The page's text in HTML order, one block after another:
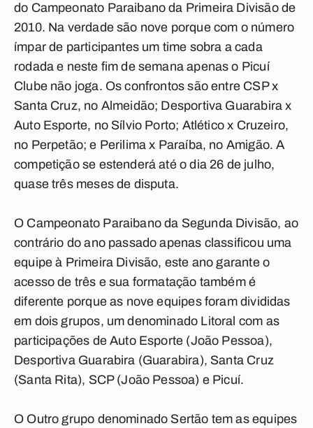
do Campeonato Paraibano da Primeira Divisão de
2010. Na verdade são nove porque com o número
ímpar de participantes um time sobra a cada
rodada e neste fim de semana apenas o Picuí
Clube não joga. Os confrontos são entre CSP x
Santa Cruz, no Almeidão; Desportiva Guarabira x
Auto Esporte, no Sílvio Porto; Atlético x Cruzeiro,
no Perpetão; e Perilima x Paraíba, no Amigão. A
competição se estenderá até o dia 26 de julho,
quase três meses de disputa.
O Campeonato Paraibano da Segunda Divisão, ao
contrário do ano passado apenas classificou uma
equipe à Primeira Divisão, este ano garante o
acesso de três e sua formatação também é
diferente porque as nove equipes foram divididas
em dois grupos, um denominado Litoral com as
participações de Auto Esporte (João Pessoa),
Desportiva Guarabira (Guarabira), Santa Cruz
(Santa Rita), SCP (João Pessoa) e Picuí.
O Outro grupo denominado Sertão tem as equipes